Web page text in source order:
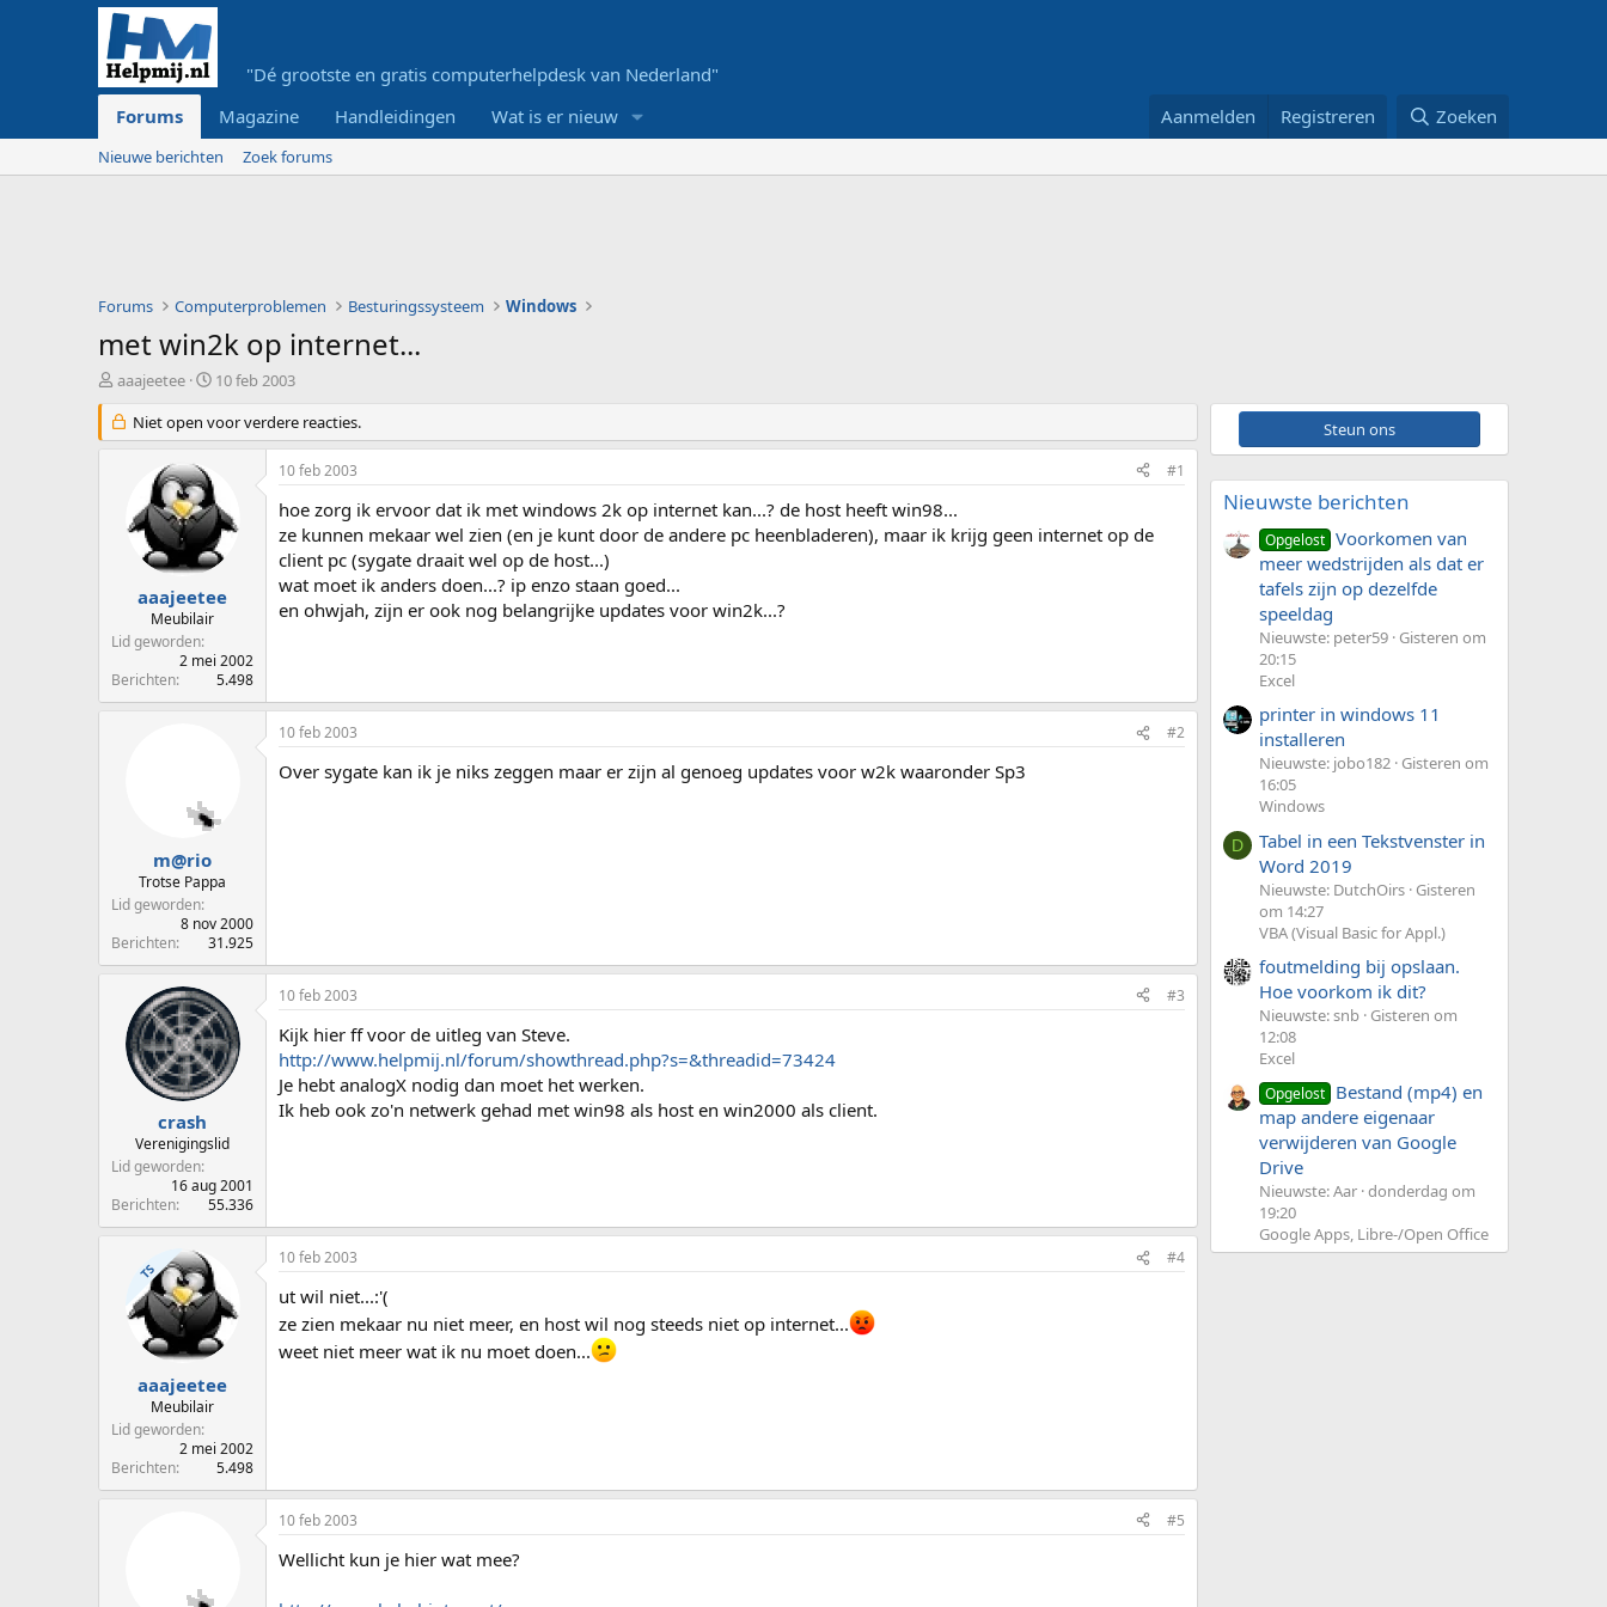
"Dé grootste en gratis computerhelpdesk van Nederland"
Forums
Magazine Handleidingen Wat is er nieuw Aanmelden Registreren Zoeken
Nieuwe berichten Zoek forums
Forums Computerproblemen Besturingssysteem Windows
met win2k op internet...
O
d
e
r
e
r
aaajeetee
S
a
r
a
t
u
m
10 feb 2003
Niet open voor verdere reacties.
aaajeetee
Meubilair
Lid geworden
2 mei 2002
Berichten
5.498
10 feb 2003 #1
hoe zorg ik ervoor dat ik met windows 2k op internet kan...? de host heeft win98...
ze kunnen mekaar wel zien (en je kunt door de andere pc heenbladeren), maar ik krijg geen internet op de
client pc (sygate draait wel op de host...)
wat moet ik anders doen...? ip enzo staan goed...
en ohwjah, zijn er ook nog belangrijke updates voor win2k...?
m@rio
Trotse Pappa
Lid geworden
8 nov 2000
Berichten
31.925
10 feb 2003 #2
Over sygate kan ik je niks zeggen maar er zijn al genoeg updates voor w2k waaronder Sp3
crash
Verenigingslid
Lid geworden
16 aug 2001
Berichten
55.336
10 feb 2003 #3
Kijk hier ff voor de uitleg van Steve.
http://www.helpmij.nl/forum/showthread.php?s=&threadid=73424
Je hebt analogX nodig dan moet het werken.
Ik heb ook zo'n netwerk gehad met win98 als host en win2000 als client.
TS
aaajeetee
Meubilair
Lid geworden
2 mei 2002
Berichten
5.498
10 feb 2003 #4
ut wil niet...:'(
ze zien mekaar nu niet meer, en host wil nog steeds niet op internet...
weet niet meer wat ik nu moet doen...
10 feb 2003 #5
Wellicht kun je hier wat mee?
Steun ons
Nieuwste berichten
Opgelost Voorkomen van
meer wedstrijden als dat er
tafels zijn op dezelfde
speeldag
Nieuwste: peter59 Gisteren om
20:15
Excel
printer in windows 11
installeren
Nieuwste: jobo182 Gisteren om
16:05
Windows
D
Tabel in een Tekstvenster in
Word 2019
Nieuwste: DutchOirs Gisteren
om 14:27
VBA (Visual Basic for Appl.)
foutmelding bij opslaan.
Hoe voorkom ik dit?
Nieuwste: snb Gisteren om
12:08
Excel
Opgelost Bestand (mp4) en
map andere eigenaar
verwijderen van Google
Drive
Nieuwste: Aar donderdag om
19:20
Google Apps, Libre-/Open Office